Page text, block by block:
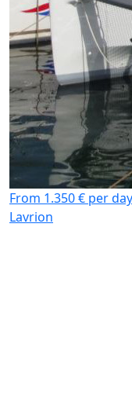
From 1.350 € per day
Lavrion